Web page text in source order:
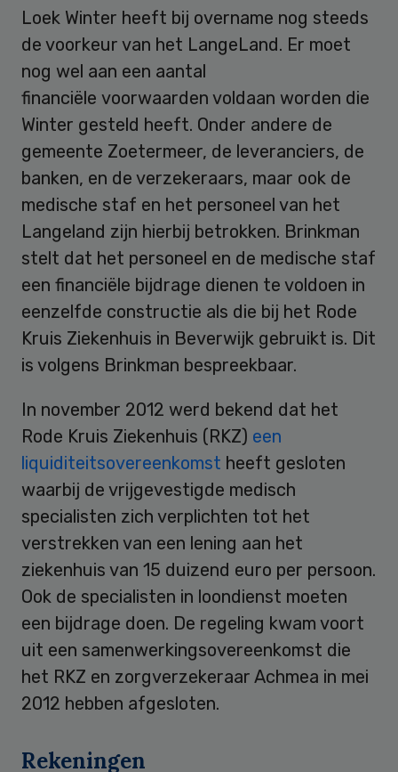
Loek Winter heeft bij overname nog steeds
de voorkeur van het LangeLand. Er moet
nog wel aan een aantal
financiële voorwaarden voldaan worden die
Winter gesteld heeft. Onder andere de
gemeente Zoetermeer, de leveranciers, de
banken, en de verzekeraars, maar ook de
medische staf en het personeel van het
Langeland zijn hierbij betrokken. Brinkman
stelt dat het personeel en de medische staf
een financiële bijdrage dienen te voldoen in
eenzelfde constructie als die bij het Rode
Kruis Ziekenhuis in Beverwijk gebruikt is. Dit
is volgens Brinkman bespreekbaar.
In november 2012 werd bekend dat het
Rode Kruis Ziekenhuis (RKZ) een
liquiditeitsovereenkomst heeft gesloten
waarbij de vrijgevestigde medisch
specialisten zich verplichten tot het
verstrekken van een lening aan het
ziekenhuis van 15 duizend euro per persoon.
Ook de specialisten in loondienst moeten
een bijdrage doen. De regeling kwam voort
uit een samenwerkingsovereenkomst die
het RKZ en zorgverzekeraar Achmea in mei
2012 hebben afgesloten.
Rekeningen